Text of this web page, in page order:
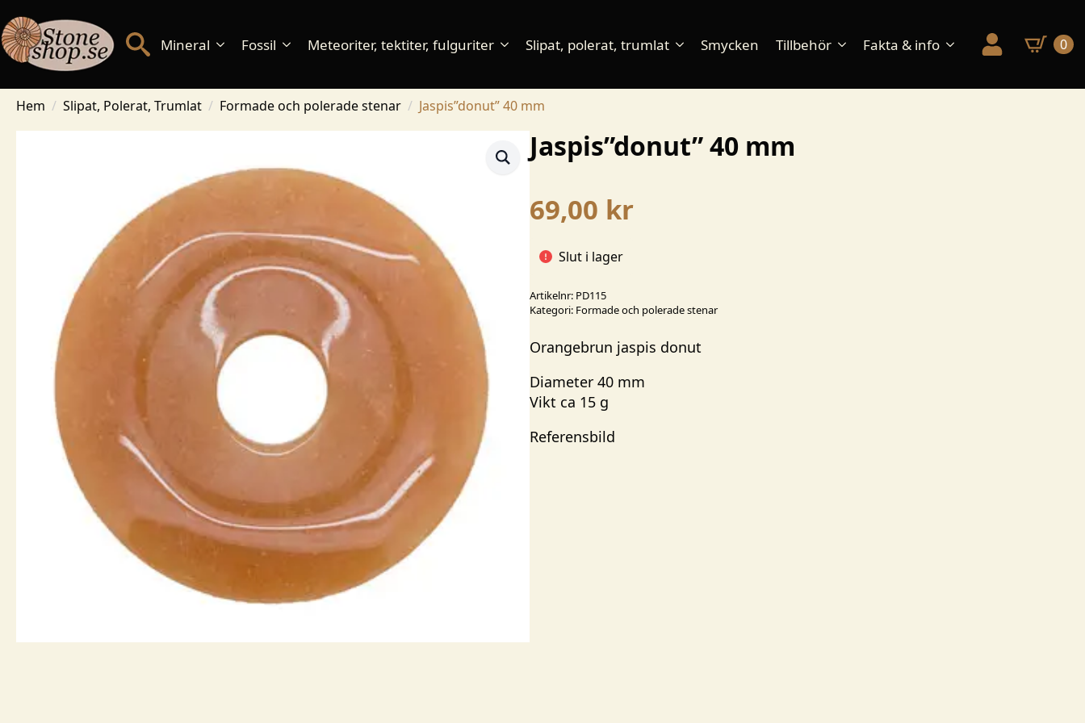
Mineral Fossil Meteoriter, tektiter, fulguriter Slipat, polerat, trumlat Smycken Tillbehör Fakta & info 0
Hem Slipat, Polerat, Trumlat Formade och polerade stenar Jaspis”donut” 40 mm
Jaspis”donut” 40 mm
69,00 kr
Slut i lager
Artikelnr: PD115
Kategori: Formade och polerade stenar
Orangebrun jaspis donut
Diameter 40 mm
Vikt ca 15 g
Referensbild